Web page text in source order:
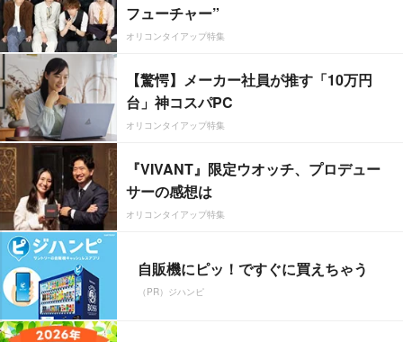
フューチャー”
オリコンタイアップ特集
【驚愕】メーカー社員が推す「10万円
台」神コスパPC
オリコンタイアップ特集
『VIVANT』限定ウオッチ、プロデュー
サーの感想は
オリコンタイアップ特集
自販機にピッ！ですぐに買えちゃう
（PR）ジハンピ